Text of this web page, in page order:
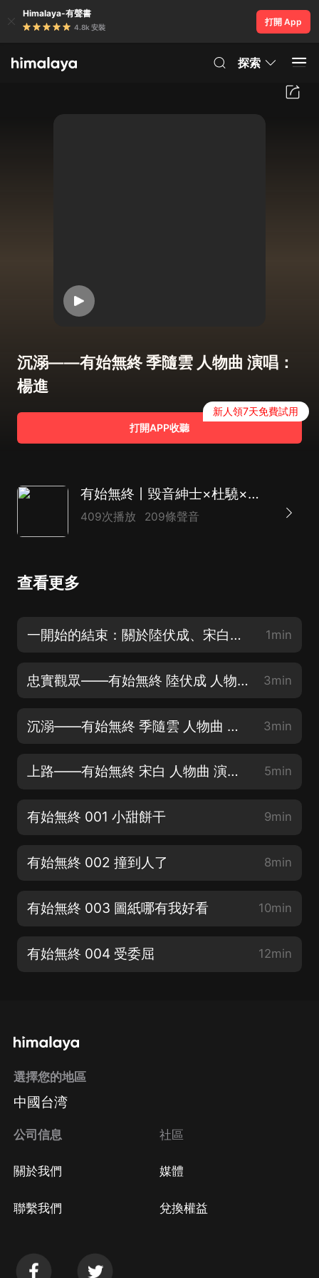
Himalaya-有聲書
4.8k 安裝
打開 App
探索
沉溺——有始無終 季隨雲 人物曲 演唱：
楊進
打開APP收聽
新人領7天免費試用
有始無終丨毀音紳士×杜驍×魅影之聲丨無儀寧死 原著丨BE美學
409次播放 209條聲音
查看更多
一開始的結束：關於陸伏成、宋白、季隨雲的內心獨白（魅影之聲×杜驍×毀音紳士） 1min
忠實觀眾——有始無終 陸伏成 人物曲 演唱：楊進 3min
沉溺——有始無終 季隨雲 人物曲 演唱：楊進 3min
上路——有始無終 宋白 人物曲 演唱：楊進 5min
有始無終 001 小甜餅干 9min
有始無終 002 撞到人了 8min
有始無終 003 圖紙哪有我好看 10min
有始無終 004 受委屈 12min
選擇您的地區
中國台湾
公司信息
關於我們
聯繫我們
社區
媒體
兌換權益